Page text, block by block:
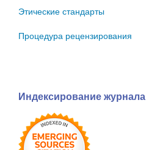
Этические стандарты
Процедура рецензирования
Индексирование журнала